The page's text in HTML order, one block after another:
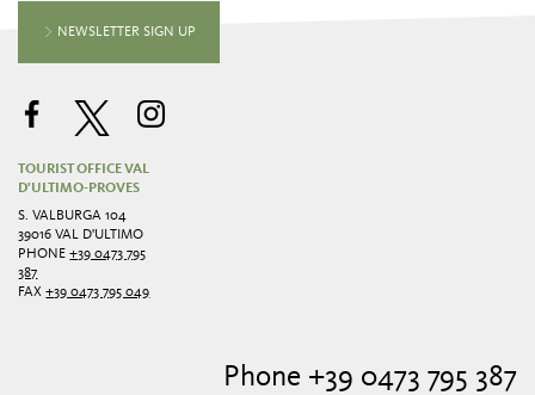
NEWSLETTER SIGN UP
TOURIST OFFICE VAL
D'ULTIMO-PROVES
S. VALBURGA 104
39016 VAL D'ULTIMO
PHONE+39 0473 795
387
FAX+39 0473 795 049
Phone +39 0473 795 387